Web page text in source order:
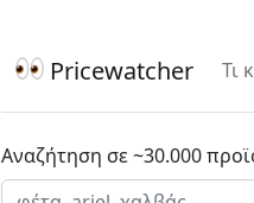
Pricewatcher Τι
Αναζήτηση σε ~30.000